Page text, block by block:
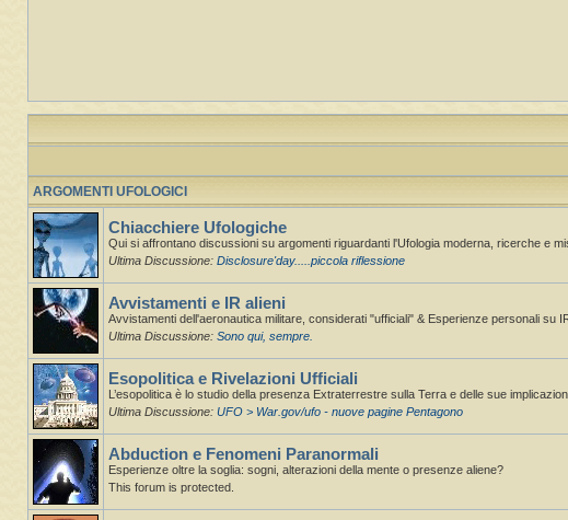
ARGOMENTI UFOLOGICI
Chiacchiere Ufologiche
Qui si affrontano discussioni su argomenti riguardanti l'Ufologia moderna, ricerche e
Ultima Discussione: Disclosure'day.....piccola riflessione
Avvistamenti e IR alieni
Avvistamenti dell'aeronautica militare, considerati "ufficiali" & Esperienze personali su
Ultima Discussione: Sono qui, sempre.
Esopolitica e Rivelazioni Ufficiali
L’esopolitica è lo studio della presenza Extraterrestre sulla Terra e delle sue
Ultima Discussione: UFO > War.gov/ufo - nuove pagine Pentagono
Abduction e Fenomeni Paranormali
Esperienze oltre la soglia: sogni, alterazioni della mente o presenze aliene?
This forum is protected.